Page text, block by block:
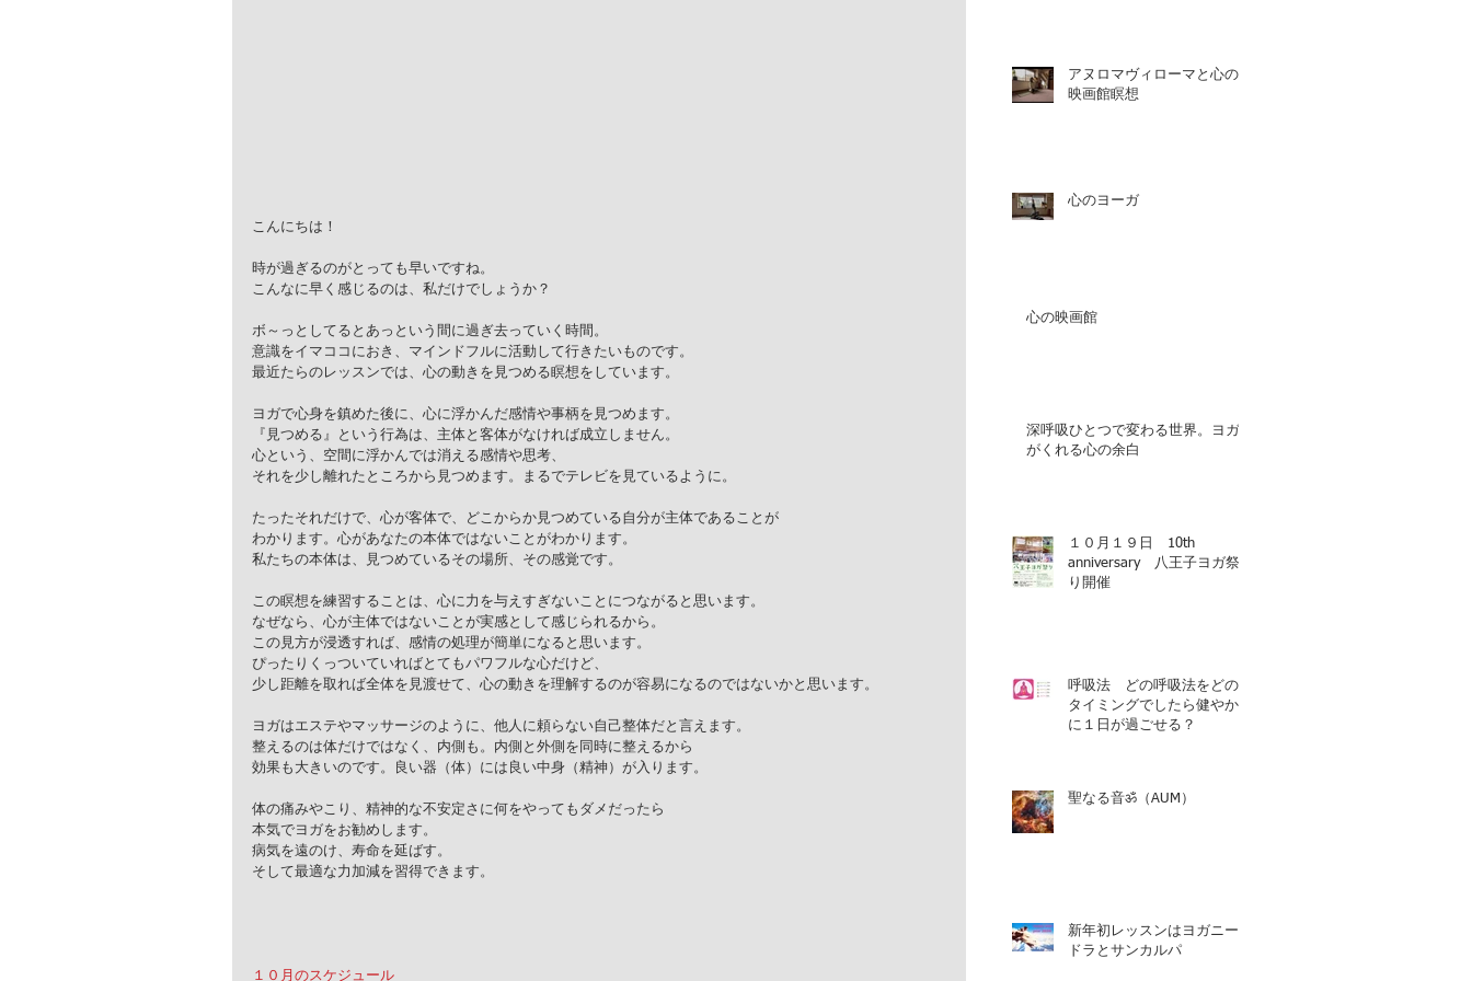
こんにちは！
時が過ぎるのがとっても早いですね。
こんなに早く感じるのは、私だけでしょうか？
ボ～っとしてるとあっという間に過ぎ去っていく時間。
意識をイマココにおき、マインドフルに活動して行きたいものです。
最近たらのレッスンでは、心の動きを見つめる瞑想をしています。
ヨガで心身を鎮めた後に、心に浮かんだ感情や事柄を見つめます。
『見つめる』という行為は、主体と客体がなければ成立しません。
心という、空間に浮かんでは消える感情や思考、
それを少し離れたところから見つめます。まるでテレビを見ているように。
たったそれだけで、心が客体で、どこからか見つめている自分が主体であることが
わかります。心があなたの本体ではないことがわかります。
私たちの本体は、見つめているその場所、その感覚です。
この瞑想を練習することは、心に力を与えすぎないことにつながると思います。
なぜなら、心が主体ではないことが実感として感じられるから。
この見方が浸透すれば、感情の処理が簡単になると思います。
ぴったりくっついていればとてもパワフルな心だけど、
少し距離を取れば全体を見渡せて、心の動きを理解するのが容易になるのではないかと思います。
ヨガはエステやマッサージのように、他人に頼らない自己整体だと言えます。
整えるのは体だけではなく、内側も。内側と外側を同時に整えるから
効果も大きいのです。良い器（体）には良い中身（精神）が入ります。
体の痛みやこり、精神的な不安定さに何をやってもダメだったら
本気でヨガをお勧めします。
病気を遠のけ、寿命を延ばす。
そして最適な力加減を習得できます。
１０月のスケジュール
アヌロマヴィローマと心の
映画館瞑想
心のヨーガ
心の映画館
深呼吸ひとつで変わる世界。ヨガ
がくれる心の余白
１０月１９日 10th
anniversary 八王子ヨガ祭
り開催
呼吸法 どの呼吸法をどの
タイミングでしたら健やか
に１日が過ごせる？
聖なる音ॐ（AUM）
新年初レッスンはヨガニー
ドラとサンカルパ